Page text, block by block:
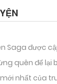
Saga được
quên để lại
nhất của